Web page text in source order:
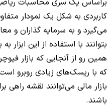
کاربردی به شکل یک نمودار
می‌گیرد و به سرمایه گذاران و
بتوانند با استفاده از این ابزار
همین رو از آنجایی که بازار
که با ریسک‌های زیادی روبرو
بازار مالی می‌توانند نقشه راهی
باشند.